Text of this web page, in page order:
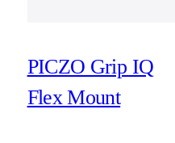
PICZO Grip IQ
Flex Mount